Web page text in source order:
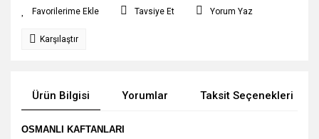
Tavsiye Et Yorum Yaz
Karşılaştır
Ürün Bilgisi Yorumlar Taksit Seçenekleri
OSMANLI KAFTANLARI